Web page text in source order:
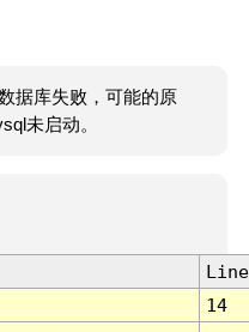
据库失败，可能的原
未启动。
Line
14